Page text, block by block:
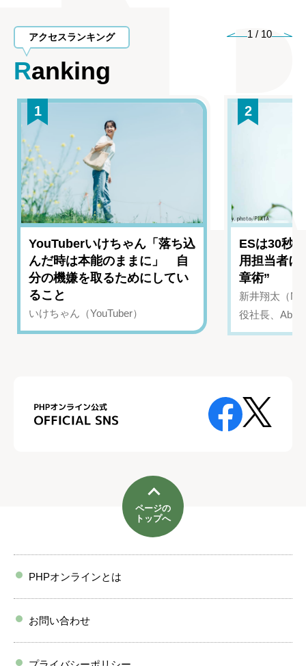
アクセスランキング
Ranking
1 / 10
1
YouTuberいけちゃん「落ち込
んだ時は本能のままに」 自
分の機嫌を取るためにしてい
ること
いけちゃん（YouTuber）
2
ESは30秒
用担当者に
章術”
新井翔太（
役社長、
ページの
トップへ
PHPオンラインとは
お問い合わせ